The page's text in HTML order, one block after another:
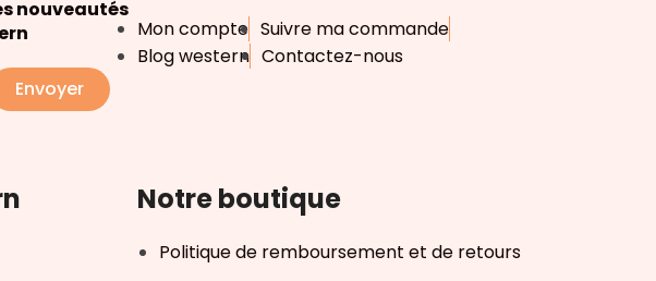
nouveautés
Envoyer
Mon compte Suivre ma commande
Blog western Contactez-nous
Notre boutique
Politique de remboursement et de retours